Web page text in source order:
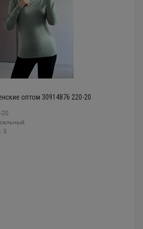
оптом 30914876 220-20
20
3